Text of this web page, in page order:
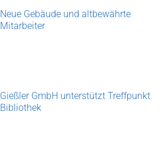
Neue Gebäude und altbewährte
Mitarbeiter
Gießler GmbH unterstützt Treffpunkt
Bibliothek